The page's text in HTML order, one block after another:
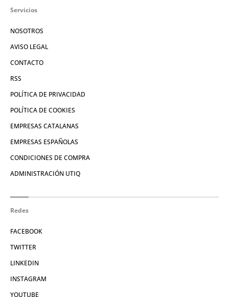
Servicios
NOSOTROS
AVISO LEGAL
CONTACTO
RSS
POLÍTICA DE PRIVACIDAD
POLÍTICA DE COOKIES
EMPRESAS CATALANAS
EMPRESAS ESPAÑOLAS
CONDICIONES DE COMPRA
ADMINISTRACIÓN UTIQ
Redes
FACEBOOK
TWITTER
LINKEDIN
INSTAGRAM
YOUTUBE